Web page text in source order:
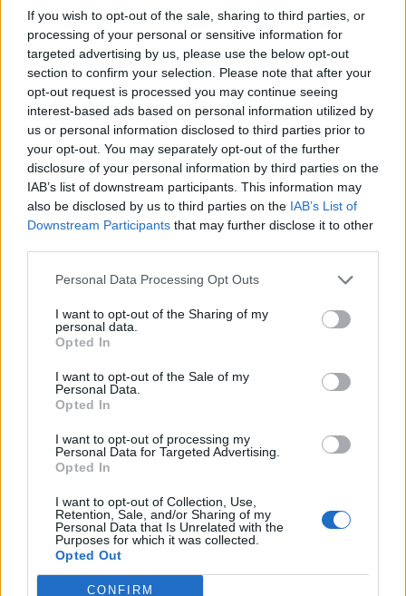
If you wish to opt-out of the sale, sharing to third parties, or
processing of your personal or sensitive information for
targeted advertising by us, please use the below opt-out
section to confirm your selection. Please note that after your
opt-out request is processed you may continue seeing
interest-based ads based on personal information utilized by
us or personal information disclosed to third parties prior to
your opt-out. You may separately opt-out of the further
disclosure of your personal information by third parties on the
IAB’s list of downstream participants. This information may
also be disclosed by us to third parties on the IAB’s List of
Downstream Participants that may further disclose it to other
Personal Data Processing Opt Outs
I want to opt-out of the Sharing of my
personal data.
Opted In
I want to opt-out of the Sale of my
Personal Data.
Opted In
I want to opt-out of processing my
Personal Data for Targeted Advertising.
Opted In
I want to opt-out of Collection, Use,
Retention, Sale, and/or Sharing of my
Personal Data that Is Unrelated with the
Purposes for which it was collected.
Opted Out
CONFIRM
Νέο Audi A2 e-tron με στόχο την κορυφή της αποδοτικότητας
Για την πρόκριση στις "4" οι
Νεάνιδες απόψε κόντρα στη
Λιθουανία (live stream)
Ανανέωσε με Τζον Ιτούνας το
Περιστέρι
Ειδικό Χωροταξικό Πλαίσιο για τον Τουρισμό: Στρατηγικό εργαλείο
για βιώσιμη τουριστική ανάπτυξη
HELLENiQ ENERGY: Κέρδη 393
Στα 734 εκατ. ευρώ τα EBITDA
Αθήνας - Στο τελικό στάδιο το
μεγαλύτερο έργο αναβάθμισης
Η Chery επενδύει 75 εκατ. δολάρια στην KG Mobility
Το FIAT 500 Hybrid τώρα από
18.990 ευρώ
Ατρόμητος και Novibet
συνεχίζουν μαζί: Ανανέωση της
2028